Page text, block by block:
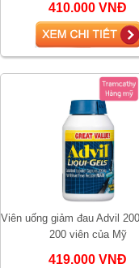
410.000 VNĐ
Viên uống giảm đau Advil
200 viên của Mỹ
419.000 VNĐ